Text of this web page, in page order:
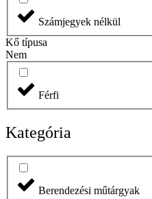
Számjegyek nélkül
Kő típusa
Nem
Férfi
Kategória
Berendezési műtárgyak